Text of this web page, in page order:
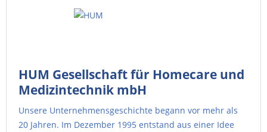
HUM Gesellschaft für Homecare und
Medizintechnik mbH
Unsere Unternehmensgeschichte begann vor mehr als
20 Jahren. Im Dezember 1995 entstand aus einer Idee